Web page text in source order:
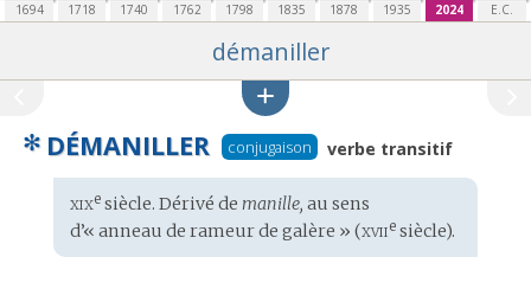
1694 1718 1740 1762 1798 1835 1878 1935 2024 E.C.
démaniller
✻ DÉMANILLER conjugaison verbe transitif
Étymologie
:
xixesiècle. Dérivé de manille, au sens
d’« anneau de rameur de galère » (xviiesiècle).